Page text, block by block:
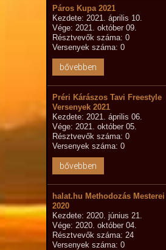
Páros Kupa 2021
Kezdete: 2021. április 10.
Vége: 2021. október 09.
Résztvevők száma: 0
Versenyek száma: 0
bővebben
Préri Kárászos Tavi Freestyle
Versenyek 2021
Kezdete: 2021. április 06.
Vége: 2021. október 05.
Résztvevők száma: 0
Versenyek száma: 0
bővebben
halat.hu Methodozás Mesterei
2020
Kezdete: 2020. június 21.
Vége: 2020. október 04.
Résztvevők száma: 24
Versenyek száma: 0